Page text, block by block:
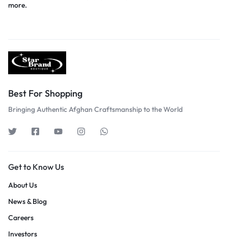
more.
Best For Shopping
Bringing Authentic Afghan Craftsmanship to the World
Get to Know Us
About Us
News & Blog
Careers
Investors